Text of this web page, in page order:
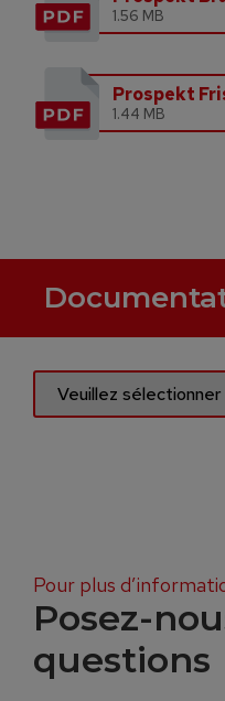
1.56 MB
Prospekt
1.44 MB
Pour plus
Posez-
questions